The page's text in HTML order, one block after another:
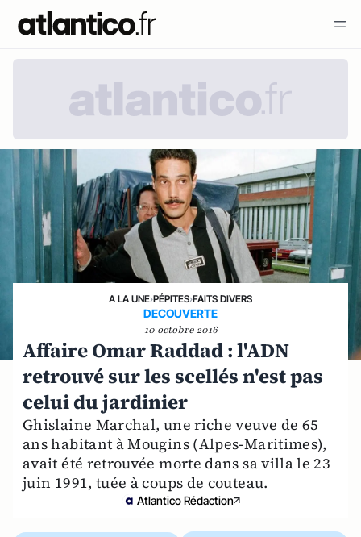
A LA UNE›PÉPITES›FAITS DIVERS
DECOUVERTE
10 octobre 2016
Affaire Omar Raddad : l'ADN
retrouvé sur les scellés n'est pas
celui du jardinier
Ghislaine Marchal, une riche veuve de 65
ans habitant à Mougins (Alpes-Maritimes),
avait été retrouvée morte dans sa villa le 23
juin 1991, tuée à coups de couteau.
Atlantico Rédaction